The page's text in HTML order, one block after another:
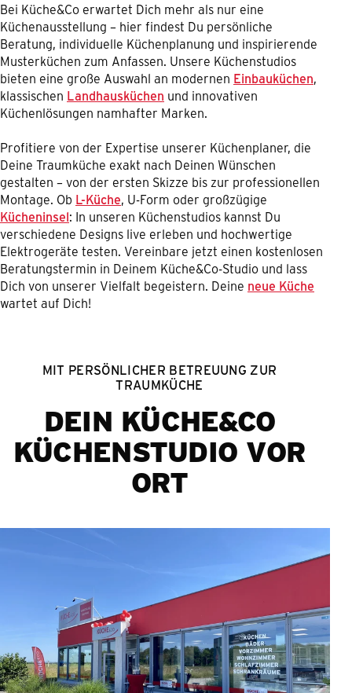
Bei Küche&Co erwartet Dich mehr als nur eine
Küchenausstellung – hier findest Du persönliche
Beratung, individuelle Küchenplanung und inspirierende
Musterküchen zum Anfassen. Unsere Küchenstudios
bieten eine große Auswahl an modernen Einbauküchen,
klassischen Landhausküchen und innovativen
Küchenlösungen namhafter Marken.
Profitiere von der Expertise unserer Küchenplaner, die
Deine Traumküche exakt nach Deinen Wünschen
gestalten – von der ersten Skizze bis zur professionellen
Montage. Ob L-Küche, U-Form oder großzügige
Kücheninsel: In unseren Küchenstudios kannst Du
verschiedene Designs live erleben und hochwertige
Elektrogeräte testen. Vereinbare jetzt einen kostenlosen
Beratungstermin in Deinem Küche&Co-Studio und lass
Dich von unserer Vielfalt begeistern. Deine neue Küche
wartet auf Dich!
MIT PERSÖNLICHER BETREUUNG ZUR
TRAUMKÜCHE
DEIN KÜCHE&CO
KÜCHENSTUDIO VOR
ORT